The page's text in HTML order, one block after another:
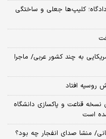
کلیپ‌ها جعلی و ساختگی
آمریکایی به چند کشور عربی/ ماجرا
روسیه افتاد
قناعت و پاکسازی دانشگاه
است
منشا صدای انفجار چه بود؟